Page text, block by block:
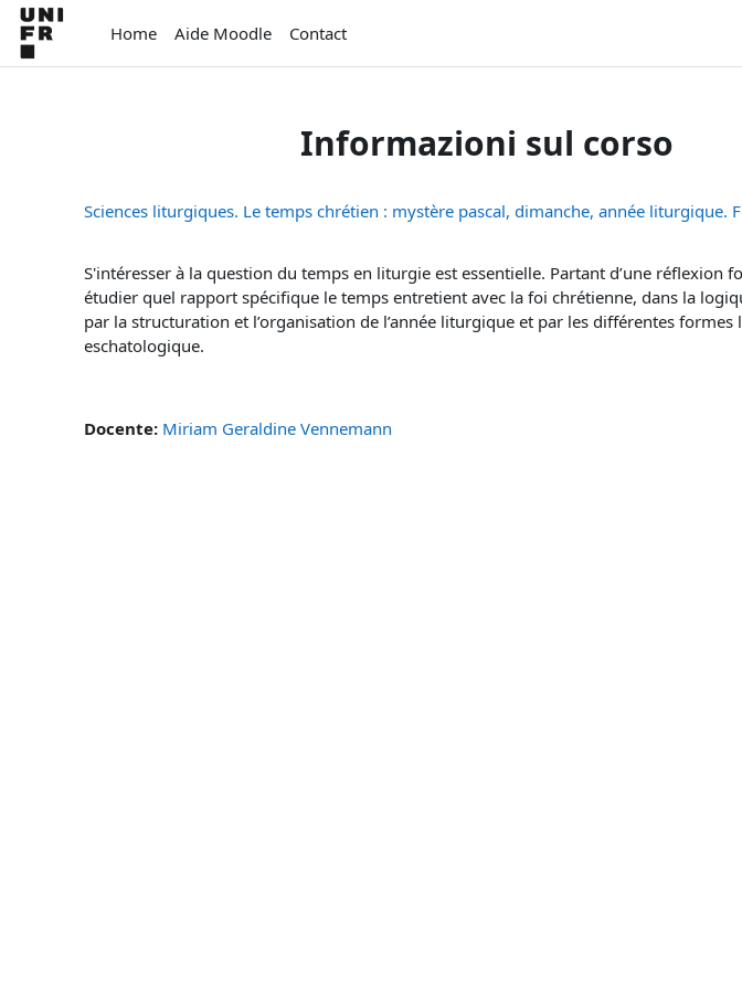
Vai al contenuto principale
Home
Aide Moodle Contact
Informazioni sul corso
Sciences liturgiques. Le temps chrétien : mystère pascal, dimanche, année liturgique.
S'intéresser à la question du temps en liturgie est essentielle. Partant d’une
étudier quel rapport spécifique le temps entretient avec la foi chrétienne, dans la
par la structuration et l’organisation de l’année liturgique et par les différentes
eschatologique.
Docente: Miriam Geraldine Vennemann